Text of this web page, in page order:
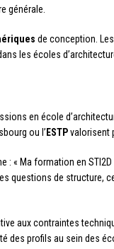
générale.
de conception.
les écoles
en école
ou l’ ESTPvalorisent
: « Ma formation en
questions de structure,
aux contraintes
des profils au sein des